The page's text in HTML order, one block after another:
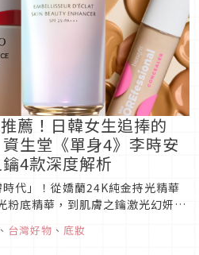
薦！日韓女生追捧的
資生堂《單身4》李時安
4款深度解析
代」！從嬌蘭24K純金持光精華
粉底精華，到肌膚之鑰激光幻妍
原生肌。
、 台灣好物 、 底妝